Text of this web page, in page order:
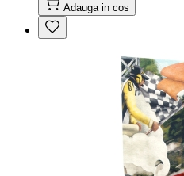
Adauga in cos